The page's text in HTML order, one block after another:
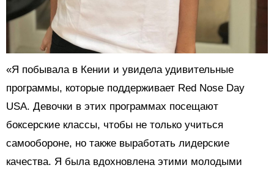
«Я побывала в Кении и увидела удивительные
программы, которые поддерживает Red Nose Day
USA. Девочки в этих программах посещают
боксерские классы, чтобы не только учиться
самообороне, но также выработать лидерские
качества. Я была вдохновлена этими молодыми